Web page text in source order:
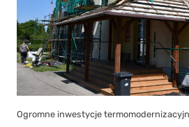
Ogromne inwestycje